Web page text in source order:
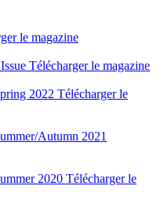
le magazine
Télécharger le magazine
Télécharger le
Télécharger le